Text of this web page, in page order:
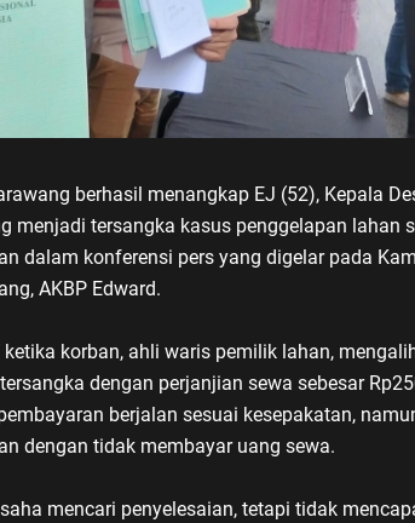
berhasil menangkap EJ (52), Kepala
menjadi tersangka kasus penggelapan lahan
dalam konferensi pers yang digelar pada
AKBP Edward.
korban, ahli waris pemilik lahan,
dengan perjanjian sewa sebesar
berjalan sesuai kesepakatan,
dengan tidak membayar uang sewa.
mencari penyelesaian, tetapi tidak